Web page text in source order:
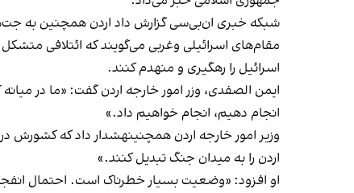
شبکه خبری ان‌بی‌سی گزارش داد اردن همچنین به جت‌های
اسرائیل را رهگیری و منهدم کنند.
ایمن الصفدی، وزر امور خارجه اردن گفت: «ما در
انجام دهیم، انجام خواهیم داد.»
وزیر امور خارجه اردن همچنینهشدار داد که کشورش
اردن را به میدان جنگ تبدیل کنند.»
او افزود: «وضعیت بسیار خطرناک است. احتمال